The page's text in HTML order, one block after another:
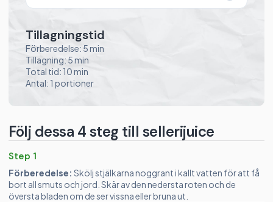
Följ dessa 4 steg till sellerijuice
Step 1
Förberedelse: Skölj stjälkarna noggrant i kallt vatten för att få
bort all smuts och jord. Skär av den nedersta roten och de
översta bladen om de ser vissna eller bruna ut.
Tillagningstid
Förberedelse: 5 min
Tillagning: 5 min
Total tid: 10 min
Antal: 1 portioner